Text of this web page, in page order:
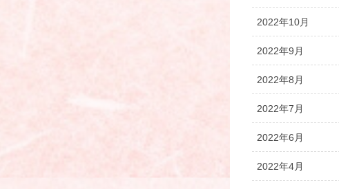
2022年10月
2022年9月
2022年8月
2022年7月
2022年6月
2022年4月